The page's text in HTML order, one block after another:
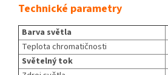
Technické parametry
Barva světla
Teplota chromatičnosti
Světelný tok